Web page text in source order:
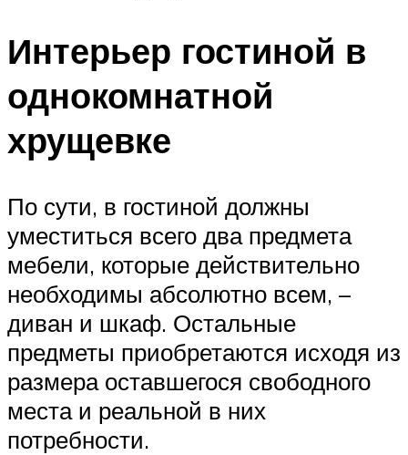
Интерьер гостиной в
однокомнатной
хрущевке
По сути, в гостиной должны
уместиться всего два предмета
мебели, которые действительно
необходимы абсолютно всем, –
диван и шкаф. Остальные
предметы приобретаются исходя из
размера оставшегося свободного
места и реальной в них
потребности.